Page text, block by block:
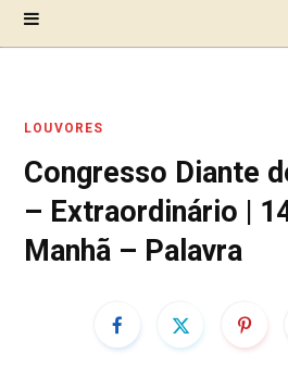
LOUVORES
Congresso Diante
– Extraordinário |
Manhã – Palavra